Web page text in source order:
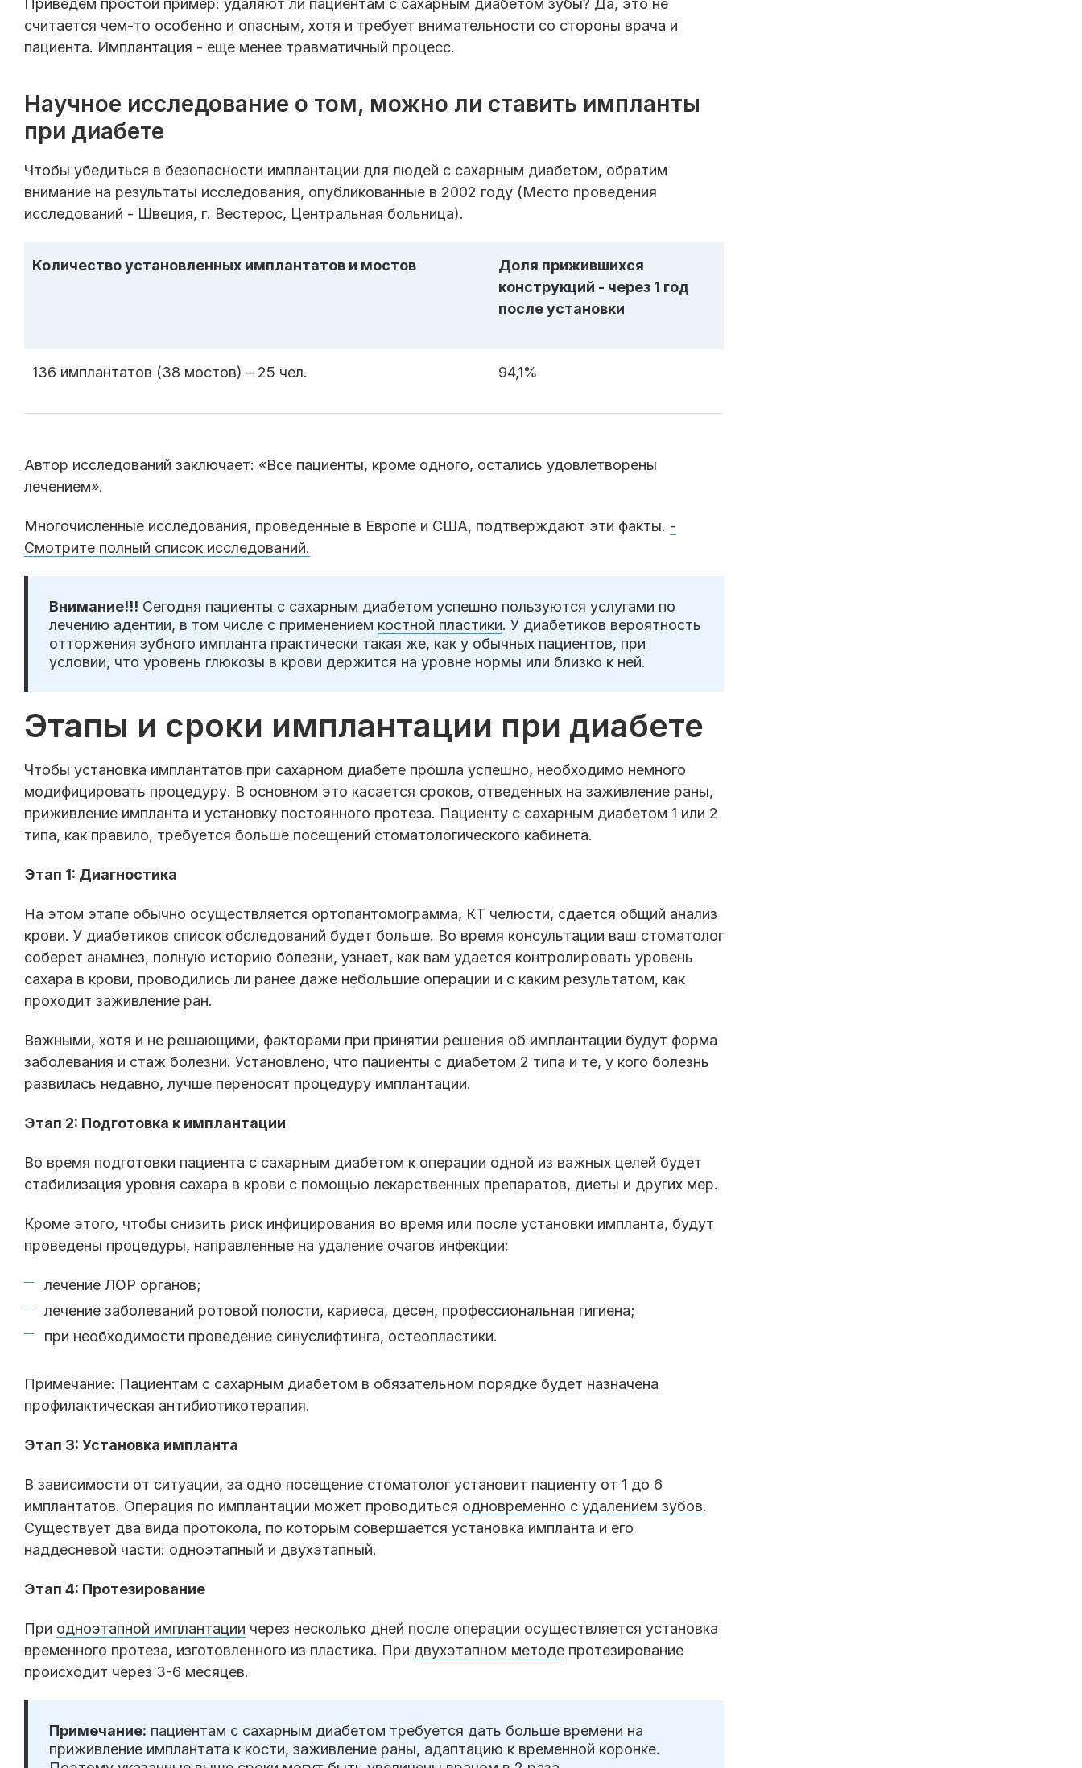
Приведем простой пример: удаляют ли пациентам с сахарным диабетом зубы? Да, это не
считается чем-то особенно и опасным, хотя и требует внимательности со стороны врача и
пациента. Имплантация - еще менее травматичный процесс.
Научное исследование о том, можно ли ставить импланты
при диабете
Чтобы убедиться в безопасности имплантации для людей с сахарным диабетом, обратим
внимание на результаты исследования, опубликованные в 2002 году (Место проведения
исследований - Швеция, г. Вестерос, Центральная больница).
Количество установленных имплантатов и мостов
Доля прижившихся
конструкций - через 1 год
после установки
136 имплантатов (38 мостов) – 25 чел. 94,1%
Автор исследований заключает: «Все пациенты, кроме одного, остались удовлетворены
лечением».
Многочисленные исследования, проведенные в Европе и США, подтверждают эти факты. -
Смотрите полный список исследований.
Внимание!!! Сегодня пациенты с сахарным диабетом успешно пользуются услугами по
лечению адентии, в том числе с применением костной пластики. У диабетиков вероятность
отторжения зубного импланта практически такая же, как у обычных пациентов, при
условии, что уровень глюкозы в крови держится на уровне нормы или близко к ней.
Этапы и сроки имплантации при диабете
Чтобы установка имплантатов при сахарном диабете прошла успешно, необходимо немного
модифицировать процедуру. В основном это касается сроков, отведенных на заживление раны,
приживление импланта и установку постоянного протеза. Пациенту с сахарным диабетом 1 или 2
типа, как правило, требуется больше посещений стоматологического кабинета.
Этап 1: Диагностика
На этом этапе обычно осуществляется ортопантомограмма, КТ челюсти, сдается общий анализ
крови. У диабетиков список обследований будет больше. Во время консультации ваш стоматолог
соберет анамнез, полную историю болезни, узнает, как вам удается контролировать уровень
сахара в крови, проводились ли ранее даже небольшие операции и с каким результатом, как
проходит заживление ран.
Важными, хотя и не решающими, факторами при принятии решения об имплантации будут форма
заболевания и стаж болезни. Установлено, что пациенты с диабетом 2 типа и те, у кого болезнь
развилась недавно, лучше переносят процедуру имплантации.
Этап 2: Подготовка к имплантации
Во время подготовки пациента с сахарным диабетом к операции одной из важных целей будет
стабилизация уровня сахара в крови с помощью лекарственных препаратов, диеты и других мер.
Кроме этого, чтобы снизить риск инфицирования во время или после установки импланта, будут
проведены процедуры, направленные на удаление очагов инфекции:
лечение ЛОР органов;
лечение заболеваний ротовой полости, кариеса, десен, профессиональная гигиена;
при необходимости проведение синуслифтинга, остеопластики.
Примечание: Пациентам с сахарным диабетом в обязательном порядке будет назначена
профилактическая антибиотикотерапия.
Этап 3: Установка импланта
В зависимости от ситуации, за одно посещение стоматолог установит пациенту от 1 до 6
имплантатов. Операция по имплантации может проводиться одновременно с удалением зубов.
Существует два вида протокола, по которым совершается установка импланта и его
наддесневой части: одноэтапный и двухэтапный.
Этап 4: Протезирование
При одноэтапной имплантации через несколько дней после операции осуществляется установка
временного протеза, изготовленного из пластика. При двухэтапном методе протезирование
происходит через 3-6 месяцев.
Примечание: пациентам с сахарным диабетом требуется дать больше времени на
приживление имплантата к кости, заживление раны, адаптацию к временной коронке.